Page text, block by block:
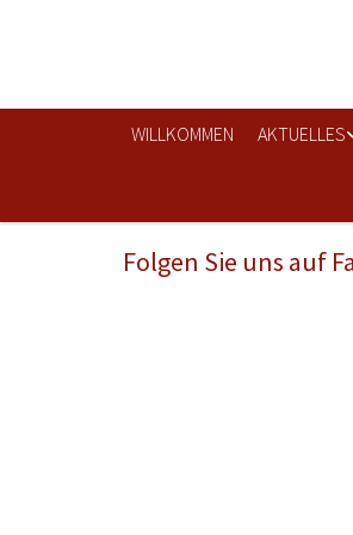
WILLKOMMEN AKTUELLES
Folgen Sie uns auf